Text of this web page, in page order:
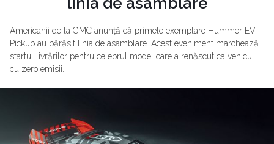
Americanii de la GMC anunță că primele exemplare Hummer EV
Pickup au părăsit linia de asamblare. Acest eveniment marchează
startul livrărilor pentru celebrul model care a renăscut ca vehicul
cu zero emisii.